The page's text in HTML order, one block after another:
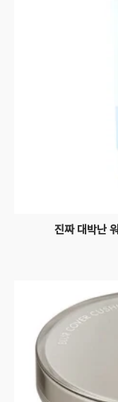
진짜 대박난